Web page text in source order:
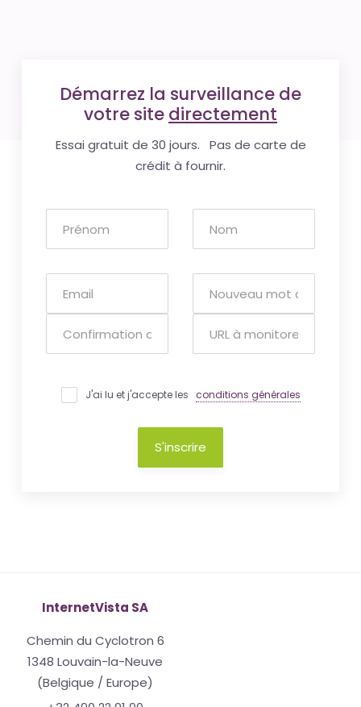
Démarrez la surveillance de
votre site directement
Essai gratuit de 30 jours. Pas de carte de
crédit à fournir.
J'ai lu et j'accepte les conditions générales
S'inscrire
InternetVista SA
Chemin du Cyclotron 6
1348 Louvain-la-Neuve
(Belgique / Europe)